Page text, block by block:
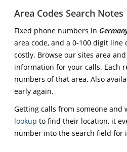
Area Codes Search Notes
Fixed phone numbers in
area code, and a 0-100 digit
costly. Browse our sites area
information for your calls. Each
numbers of that area. Also
early again.
Getting calls from someone and
lookup to find their location, it
number into the search field for